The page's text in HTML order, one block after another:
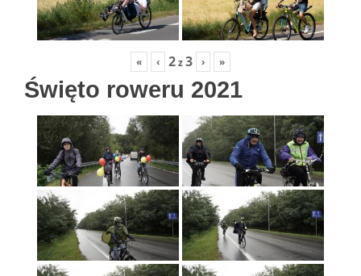
« ‹ 2z3 › »
Święto roweru 2021